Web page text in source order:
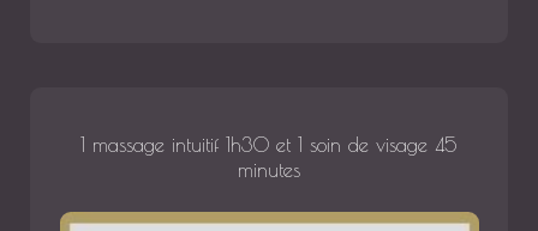
1 massage intuitif 1h30 et 1 soin de visage 45
minutes